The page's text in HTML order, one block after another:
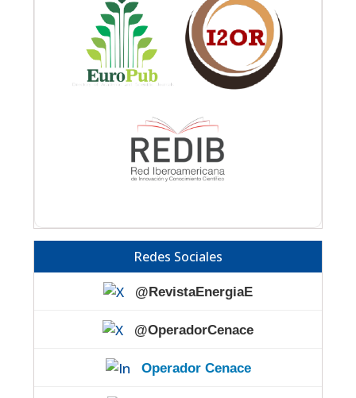
Redes Sociales
@RevistaEnergiaE
@OperadorCenace
Operador Cenace